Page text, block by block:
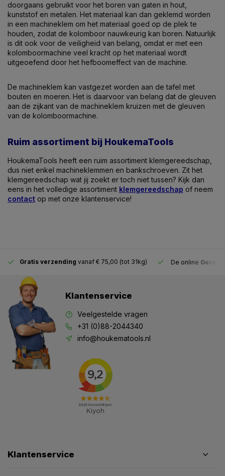
doorgaans gebruikt voor het boren van gaten in hout,
kunststof en metalen. Het materiaal kan dan geklemd worden
in een machineklem om het materiaal goed op de plek te
houden, zodat de kolomboor nauwkeurig kan boren. Natuurlijk
is dit ook voor de veiligheid van belang, omdat er met een
kolomboormachine veel kracht op het materiaal wordt
uitgeoefend door het hefboomeffect van de machine.
De machineklem kan vastgezet worden aan de tafel met
bouten en moeren. Het is daarvoor van belang dat de gleuven
aan de zijkant van de machineklem kruizen met de gleuven
van de kolomboormachine.
Ruim assortiment bij HoukemaTools
HoukemaTools heeft een ruim assortiment klemgereedschap,
dus niet enkel machineklemmen en bankschroeven. Zit het
klemgereedschap wat jij zoekt er toch niet tussen? Kijk dan
eens in het volledige assortiment klemgereedschap of neem
contact op met onze klantenservice!
Gratis verzending vanaf € 75,00 (tot 31kg) De online
Klantenservice
Veelgestelde vragen
+31 (0)88-2044340
info@houkematools.nl
Klantenservice